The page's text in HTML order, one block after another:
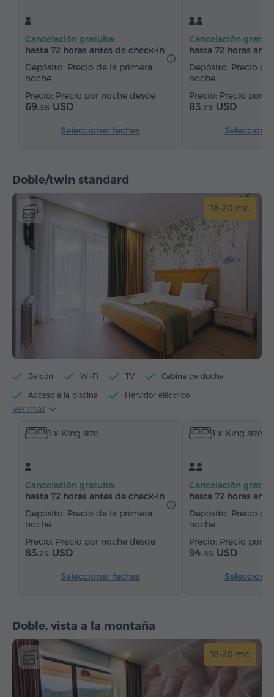
Suelos de parquet
Agua embotellada
Cancelación gratuita:
hasta 72 horas antes de check-in
Depósito: Precio de la primera
noche
Precio por noche desde
69.38 USD
Seleccionar fechas
Cancelación
hasta 72 horas
Depósito: Precio
noche
Precio por
83.25 USD
Doble/twin standard
18-20 mc
Balcón Wi-Fi TV Cabina de ducha
Acceso a la piscina Hervidor eléctrico
Artículos de tocador
Secador de pelo
Suelos de parquet
Agua embotellada
Ver más
1 x King size
Cancelación gratuita:
hasta 72 horas antes de check-in
Depósito: Precio de la primera
noche
Precio por noche desde
83.25 USD
Seleccionar fechas
1 x King size
Cancelación
hasta 72 horas
Depósito: Precio
noche
Precio por
94.35 USD
Doble, vista a la montaña
18-20 mc